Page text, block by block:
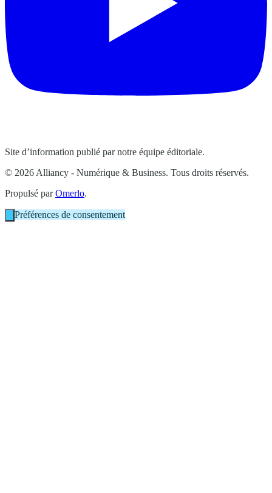
Site d’information publié par notre équipe éditoriale.
© 2026 Alliancy - Numérique & Business. Tous droits réservés.
Propulsé parOmerlo.
Préférences de consentement